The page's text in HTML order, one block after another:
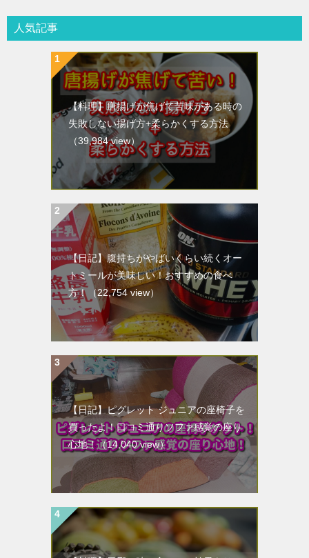
人気記事
【料理】唐揚げが焦げて苦味がある時の
失敗しない揚げ方+柔らかくする方法
（39,984 view）
【日記】腹持ちがやばいくらい続くオー
トミールが美味しい！おすすめの食べ
方！
（22,754 view）
【日記】ピグレット ジュニアの座椅子を
買ったよ！口コミ通りソファ感覚の座り
心地！（14,040 view）